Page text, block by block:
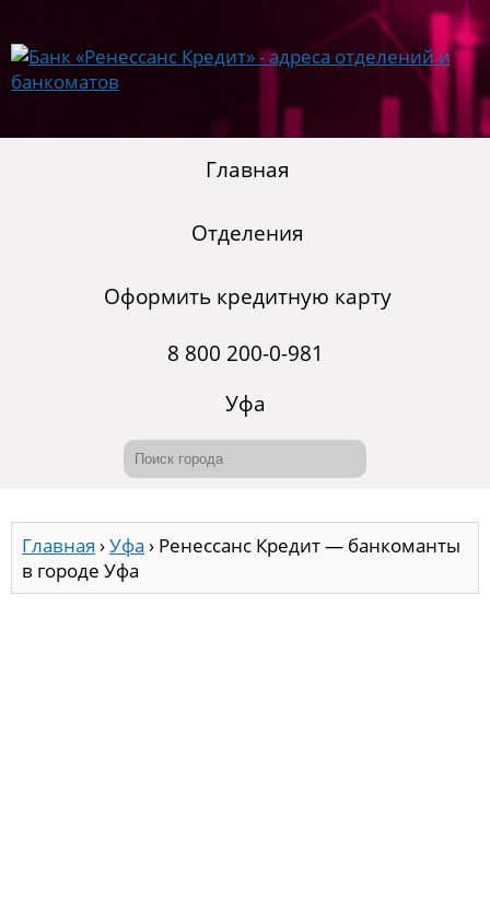
Главная
Отделения
Оформить кредитную карту
8 800 200-0-981
Уфа
Главная ›Уфа › Ренессанс Кредит — банкоманты
в городе Уфа